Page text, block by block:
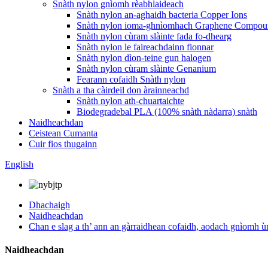
Snàth nylon gnìomh rèabhlaideach
Snàth nylon an-aghaidh bacteria Copper Ions
Snàth nylon ioma-ghnìomhach Graphene
Snàth nylon cùram slàinte fada fo-dhearg
Snàth nylon le faireachdainn fionnar
Snàth nylon dìon-teine ​​​​gun halogen
Snàth nylon cùram slàinte Genanium
Fearann ​​​​cofaidh Snàth nylon
Snàth a tha càirdeil don àrainneachd
Snàth nylon ath-chuartaichte
Biodegradebal PLA (100% snàth nàdarra) snàth
Naidheachdan
Ceistean Cumanta
Cuir fios thugainn
English
Dhachaigh
Naidheachdan
Chan e slag a th’ ann an gàrraidhean cofaidh, aodach gnìomh
Naidheachdan